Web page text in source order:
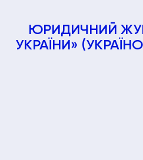
ЮРИДИЧНИЙ
УКРАЇНИ»